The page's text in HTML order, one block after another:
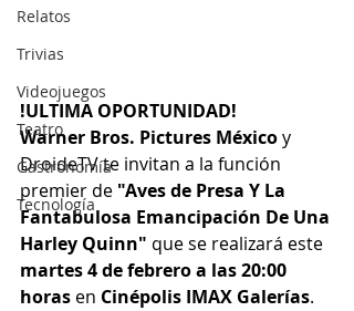
Relatos
Trivias
Videojuegos
Teatro
Gastronomía
Tecnología
!ULTIMA OPORTUNIDAD!
Warner Bros. Pictures México y
DroideTV te invitan a la función
premier de "Aves de Presa Y La
Fantabulosa Emancipación De Una
Harley Quinn" que se realizará este
martes 4 de febrero a las 20:00
horas en Cinépolis IMAX Galerías.